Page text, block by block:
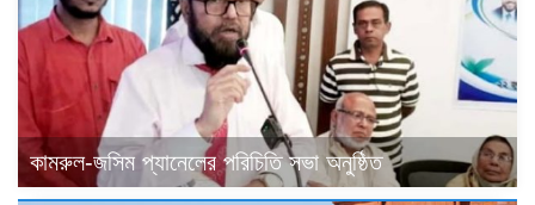
কামরুল-জসিম প্যানেলের পরিচিতি সভা অনুষ্ঠিত